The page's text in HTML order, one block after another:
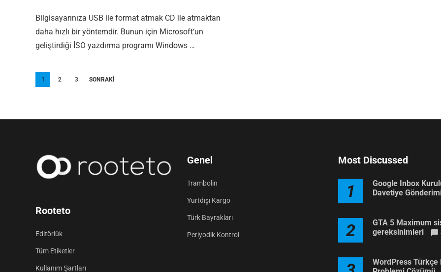
Bilgisayarınıza USB ile format atmak CD ile atmaktan
daha hızlı bir yöntemdir. Bunun için Microsoft‘un
geliştirdiği İSO yazdırma programı Windows …
Yazı
1 2 3 SONRAKI
Rooteto
Editörlük
Tüm Etiketler
Kullanım Şartları
Genel
Trambolin
Yurtdışı Kargo
Türk Bayrakları
Periyodik Kontrol
Most Discussed
1
Google Inbox
Davetiye
2
GTA 5 Maximum
gereksinimleri
WordPress Türkçe